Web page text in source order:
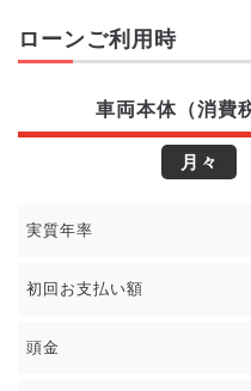
ローンご利用時
車両本体（消費
月々
実質年率
初回お支払い額
頭金